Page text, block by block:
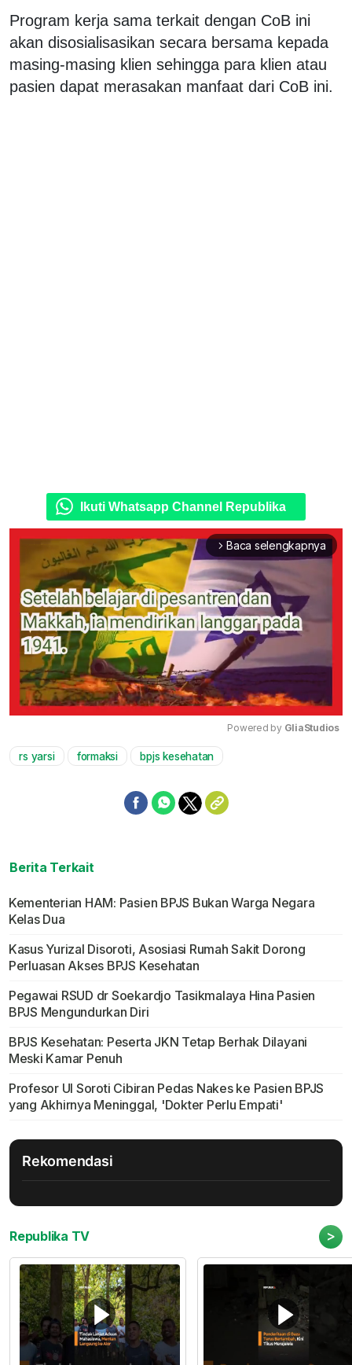
Program kerja sama terkait dengan CoB ini
akan disosialisasikan secara bersama kepada
masing-masing klien sehingga para klien atau
pasien dapat merasakan manfaat dari CoB ini.
Ikuti Whatsapp Channel Republika
arrow_forward_ios Baca selengkapnya
Powered by GliaStudios
rs yarsi formaksi bpjs kesehatan
Berita Terkait
Kementerian HAM: Pasien BPJS Bukan Warga Negara
Kelas Dua
Kasus Yurizal Disoroti, Asosiasi Rumah Sakit Dorong
Perluasan Akses BPJS Kesehatan
Pegawai RSUD dr Soekardjo Tasikmalaya Hina Pasien
BPJS Mengundurkan Diri
BPJS Kesehatan: Peserta JKN Tetap Berhak Dilayani
Meski Kamar Penuh
Profesor UI Soroti Cibiran Pedas Nakes ke Pasien BPJS
yang Akhirnya Meninggal, 'Dokter Perlu Empati'
Rekomendasi
Republika TV >